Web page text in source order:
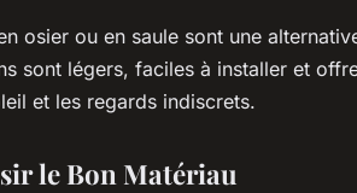
osier ou en saule sont une
sont légers, faciles à installer et
et les regards indiscrets.
le Bon Matériau